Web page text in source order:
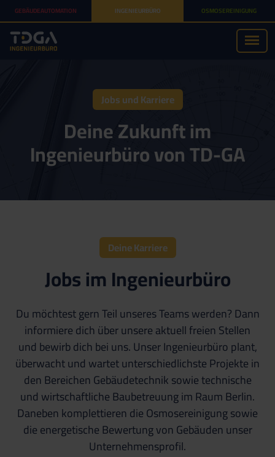
GEBÄUDEAUTOMATION INGENIEURBÜRO OSMOSEREINIGUNG
Jobs und Karriere
Deine Zukunft im
Ingenieurbüro von TD-GA
Deine Karriere
Jobs im Ingenieurbüro
Du möchtest gern Teil unseres Teams werden? Dann
informiere dich über unsere aktuell freien Stellen
und bewirb dich bei uns. Unser Ingenieurbüro plant,
überwacht und wartet unterschiedlichste Projekte in
den Bereichen Gebäudetechnik sowie technische
und wirtschaftliche Baubetreuung im Raum Berlin.
Daneben komplettieren die Osmosereinigung sowie
die energetische Bewertung von Gebäuden unser
Unternehmensprofil.